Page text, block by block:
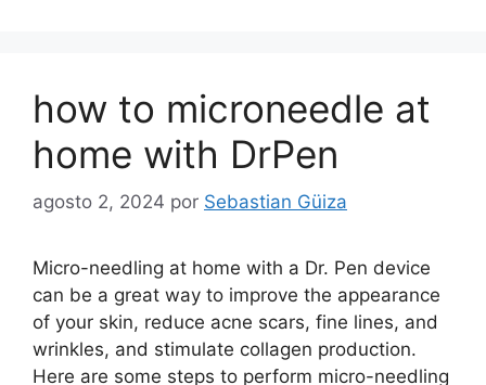
how to microneedle at
home with DrPen
agosto 2, 2024 por Sebastian Güiza
Micro-needling at home with a Dr. Pen device
can be a great way to improve the appearance
of your skin, reduce acne scars, fine lines, and
wrinkles, and stimulate collagen production.
Here are some steps to perform micro-needling